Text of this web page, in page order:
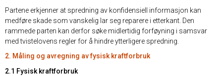
Partene erkjenner at spredning av konfidensiell informasjon kan
medføre skade som vanskelig lar seg reparere i etterkant. Den
rammede parten kan derfor søke midlertidig forføyning i samsvar
med tvistelovens regler for å hindre ytterligere spredning.
2. Måling og avregning av fysisk kraftforbruk
2.1 Fysisk kraftforbruk